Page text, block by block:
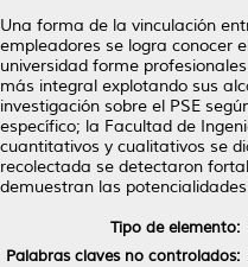
Una forma de la vinculación
empleadores se logra conocer
universidad forme
más integral explotando sus
investigación sobre el PSE
específico; la Facultad de
cuantitativos y cualitativos se
recolectada se detectaron
demuestran las
Tipo de elemento:
Palabras claves no controlados: